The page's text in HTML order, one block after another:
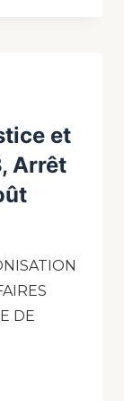
et
Arrêt
DE